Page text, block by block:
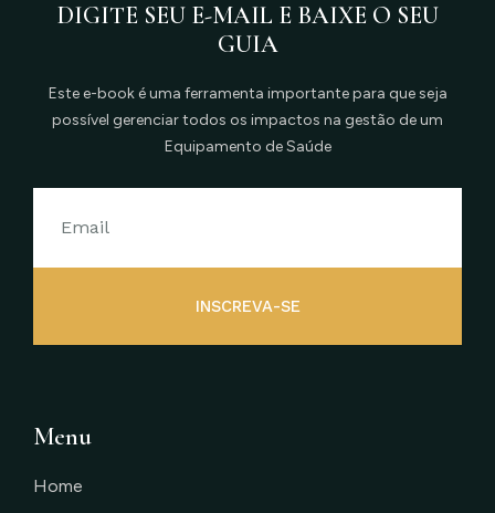
DIGITE SEU E-MAIL E BAIXE O SEU
GUIA
Este e-book é uma ferramenta importante para que seja
possível gerenciar todos os impactos na gestão de um
Equipamento de Saúde
INSCREVA-SE
Menu
Home